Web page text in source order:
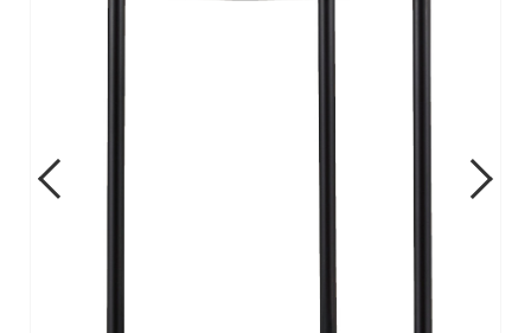
Previous Next